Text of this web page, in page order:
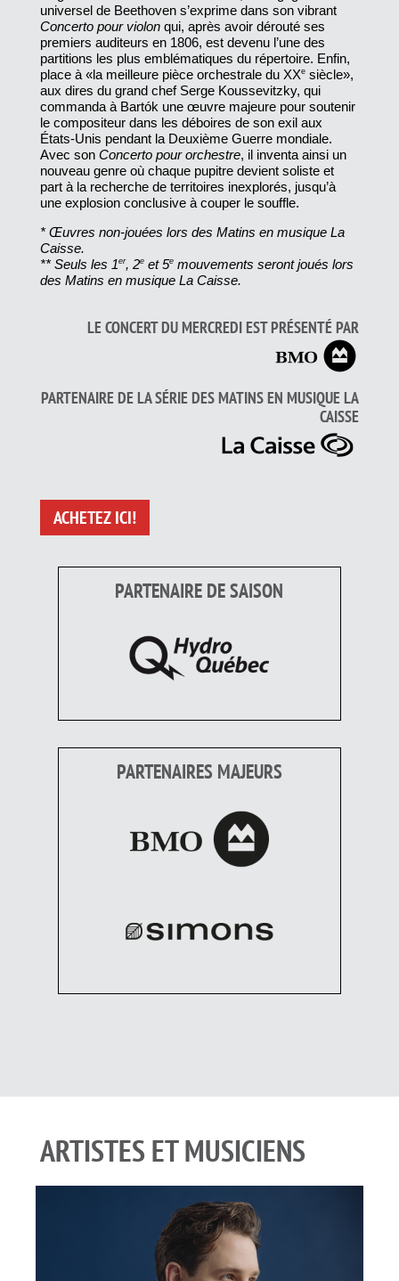
universel de Beethoven s’exprime dans son vibrant
Concerto pour violonqui, après avoir dérouté ses
premiers auditeurs en 1806, est devenu l’une des
partitions les plus emblématiques du répertoire. Enfin,
place à «la meilleure pièce orchestrale du XXesiècle»,
aux dires du grand chef Serge Koussevitzky, qui
commanda à Bartók une œuvre majeure pour soutenir
le compositeur dans les déboires de son exil aux
États-Unis pendant la Deuxième Guerre mondiale.
Avec son Concerto pour orchestre, il inventa ainsi un
nouveau genre où chaque pupitre devient soliste et
part à la recherche de territoires inexplorés, jusqu’à
une explosion conclusive à couper le souffle.
* Œuvres non-jouées lors des Matins en musique La
Caisse.
** Seuls les 1er, 2eet 5emouvements seront joués lors
des Matins en musique La Caisse.
LE CONCERT DU MERCREDI EST PRÉSENTÉ PAR
PARTENAIRE DE LA SÉRIE DES MATINS EN MUSIQUE LA
CAISSE
ACHETEZ ICI!
PARTENAIRE DE SAISON
PARTENAIRES MAJEURS
ARTISTES ET MUSICIENS